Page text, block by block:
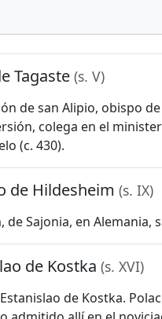
Tagaste (s. V)
de san Alipio, obispo
colega en el
(c. 430).
de Hildesheim (s. IX)
de Sajonia, en
de Kostka (s. XVI)
de Kostka.